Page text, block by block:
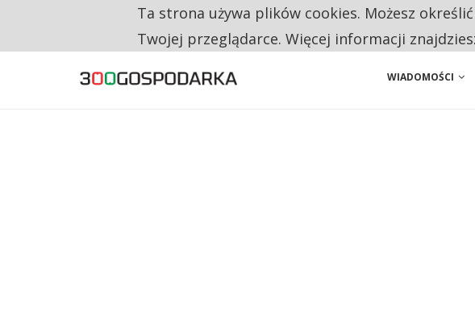
CO TRZECIĄ ZŁOTÓWKĘ Z EMERYTURY SENIORZY PRZEZNACZAJĄ
WIADOMOŚCI
Ta strona używa plików cookies. Możesz
Twojej przeglądarce. Więcej informacji